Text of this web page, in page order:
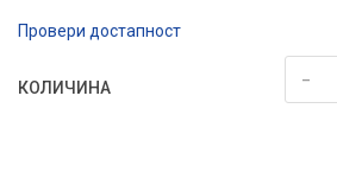
Провери достапност
КОЛИЧИНА -